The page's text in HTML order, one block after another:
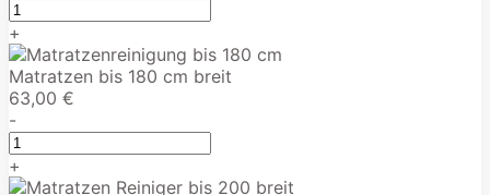
+
Matratzen bis 180 cm breit
63,00 €
-
+